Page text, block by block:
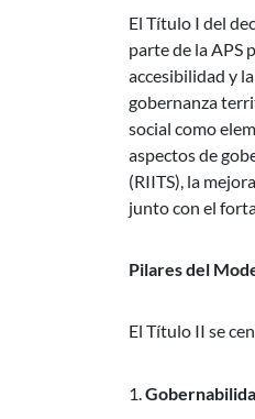
El Título I del
parte de la APS
accesibilidad y
gobernanza
social como
aspectos de
(RIITS), la
junto con el
Pilares del
El Título II se